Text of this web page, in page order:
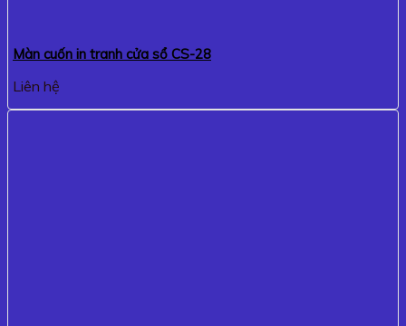
Màn cuốn in tranh cửa sổ CS-28
Liên hệ